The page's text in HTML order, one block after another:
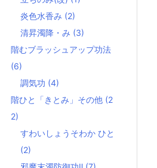
炎色水香み (2)
清昇濁降・み (3)
階むブラッシュアップ功法
(6)
調気功 (4)
階ひと「きとみ」その他 (2
2)
すわいしょうそわか ひと
(2)